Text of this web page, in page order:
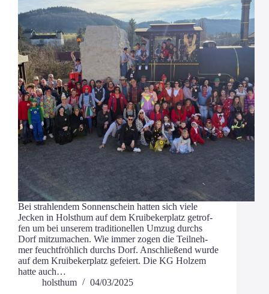
Bei strah­len­dem Son­nen­schein hat­ten sich vie­le
Jecken in Holst­hum auf dem Krui­be­ker­platz getrof­
fen um bei unse­rem tra­di­tio­nel­len Umzug durchs
Dorf mit­zu­ma­chen. Wie immer zogen die Teil­neh­
mer feucht­fröh­lich durchs Dorf. Anschlie­ßend wur­de
auf dem Krui­be­ker­platz gefei­ert. Die KG Hol­zem
hat­te auch…
holsthum
04/03/2025